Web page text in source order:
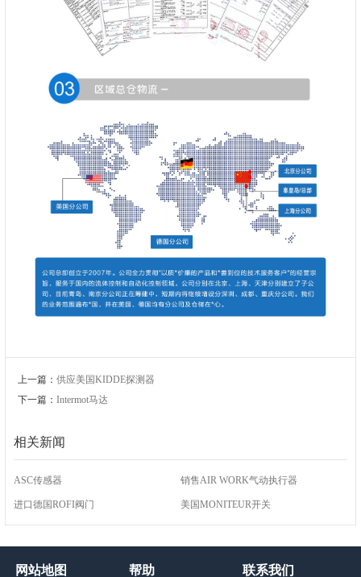
上一篇： 供应美国KIDDE探测器
下一篇： Intermot马达
相关新闻
ASC传感器 销售AIR WORK气动执行器
进口德国ROFI阀门 美国MONITEUR开关
网站地图 帮助 联系我们